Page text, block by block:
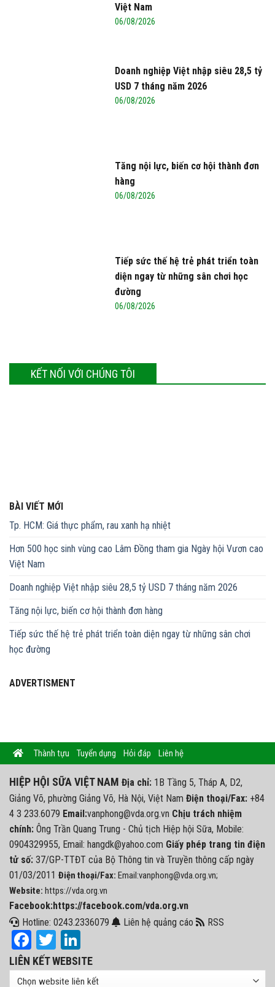
Việt Nam
06/08/2026
Doanh nghiệp Việt nhập siêu 28,5 tỷ
USD 7 tháng năm 2026
06/08/2026
Tăng nội lực, biến cơ hội thành đơn
hàng
06/08/2026
Tiếp sức thế hệ trẻ phát triển toàn
diện ngay từ những sân chơi học
đường
06/08/2026
KẾT NỐI VỚI CHÚNG TÔI
BÀI VIẾT MỚI
Tp. HCM: Giá thực phẩm, rau xanh hạ nhiệt
Hơn 500 học sinh vùng cao Lâm Đồng tham gia Ngày hội Vươn cao
Việt Nam
Doanh nghiệp Việt nhập siêu 28,5 tỷ USD 7 tháng năm 2026
Tăng nội lực, biến cơ hội thành đơn hàng
Tiếp sức thế hệ trẻ phát triển toàn diện ngay từ những sân chơi
học đường
ADVERTISMENT
Thành tựu Tuyển dụng Hỏi đáp Liên hệ
HIỆP HỘI SỮA VIỆT NAM Địa chỉ: 1B Tầng 5, Tháp A, D2,
Giảng Võ, phường Giảng Võ, Hà Nội, Việt Nam Điện thoại/Fax: +84
4 3 233.6079 Email:vanphong@vda.org.vn Chịu trách nhiệm
chính: Ông Trần Quang Trung - Chủ tịch Hiệp hội Sữa, Mobile:
0904329955, Email: hangdk@yahoo.com Giấy phép trang tin điện
tử số: 37/GP-TTĐT của Bộ Thông tin và Truyền thông cấp ngày
01/03/2011 Điện thoại/Fax: Email:vanphong@vda.org.vn;
Website: https://vda.org.vn
Facebook:https://facebook.com/vda.org.vn
Hotline: 0243.2336079
Liên hệ quảng cáo RSS
Facebook
Twitter
LIÊN KẾT WEBSITE